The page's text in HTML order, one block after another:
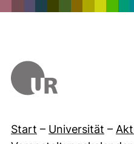
Start – Universität –